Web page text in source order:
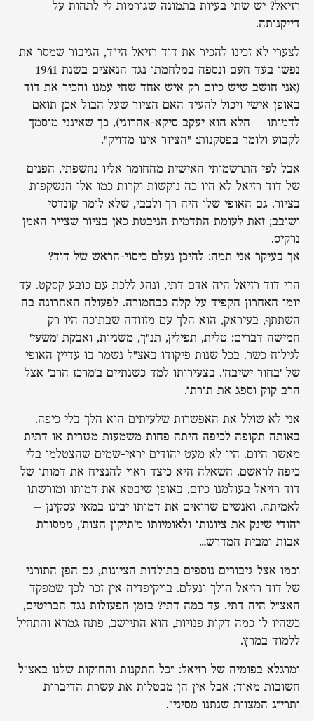
רזיאל? יש שתי בעיות בתמונה שגורמות לי לתהות על
דייקנותה.
לצערי לא זכינו להכיר את דוד רזיאל הי"ד, הגיבור שמסר את
נפשו בעד העם ונספה במלחמתו נגד הנאצים בשנת 1941
(אני חושב שיש כיום רק איש אחד שחי עמנו והכיר את דוד
באופן אישי ויכול להעיד האם הציור שעל הבול אכן תואם
לדמותו – הלא הוא יעקב סיקא-אהרוני), כך שאינני מוסמך
לקבוע ולומר בפסקנות: "הציור אינו מדויק".
אבל לפי התרשמותי האישית מהחומר אליו נחשפתי, הפנים
של דוד רזיאל לא היו כה נוקשות וקרות כמו אלו הנשקפות
בציור. גם האופי שלו היה רך ולבבי, שלא לומר קונדסי
ושובב; זאת לעומת התדמית הניבטת כאן בציור שצייר האמן
נרקיס.
אך בעיקר אני תמה: להיכן נעלם כיסוי-הראש של דוד?
הרי דוד רזיאל היה אדם דתי, ונהג ללכת עם כובע קסקט. עד
יומו האחרון הקפיד על קלה כבחמורה. לפעולה האחרונה בה
השתתף, בעיראק, הוא הלך עם מזוודה שבתוכה היו רק
חמישה דברים: טלית, תפילין, תנ"ך, משניות, ואבקת 'משעי'
לגילוח כשר. בכל שנות פיקודו באצ"ל נשמר בו עדיין האופי
של 'בחור ישיבה'. בצעירותו למד כשנתיים ב'מרכז הרב' אצל
הרב קוק וספג את תורתו.
אני לא שולל את האפשרות שלעיתים הוא הלך בלי כיפה.
באותה תקופה לכיפה היתה פחות משמעות מגזרית או דתית
מאשר היום. היו לא מעט יהודים יראי-שמים שהצטלמו בלי
כיפה לראשם. השאלה היא כיצד ראוי להנציח את דמותו של
דוד רזיאל בעולמנו כיום, באופן שיבטא את דמותו ומורשתו
לאמיתה, ואנשים שרואים את דמותו יבינו במאי עסקינן –
יהודי שינק את ציונותו ולאומיותו מ'תיקון חצות', ממסורת
אבות ומבית המדרש…
וכמו אצל גיבורים נוספים בתולדות הציונות, גם הפן התורני
של דוד רזיאל הולך ונעלם. בויקיפדיה אין זכר לכך שמפקד
האצ"ל היה דתי. עד כמה דתי? בזמן הפעולות נגד הבריטים,
כשהיו לו כמה דקות פנויות, הוא התיישב, פתח גמרא והתחיל
ללמוד במרץ.
ומרגלא בפומיה של רזיאל: "כל התקנות והחוקות שלנו באצ"ל
חשובות מאוד; אבל אין הן מבטלות את עשרת הדיברות
ותרי"ג המצוות שנתנו מסיני".